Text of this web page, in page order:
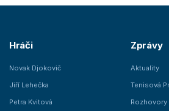
Hráči
Novak Djokovič
Jiří Lehečka
Petra Kvitová
Zprávy
Aktuality
Tenisová
Rozhovory